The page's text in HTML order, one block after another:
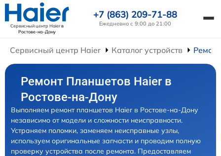
Сервисный центр Haierв
Ростове-на-Дону
+7 (863) 209-71-88
Ежедневно с 9:00 до 21:00
Сервисный центр Haier Каталог устройств
Ремонт Планшетов Haier в
Ростове-на-Дону
Выполняем ремонт планшетов Haier в Ростове-на-Дону
независимо от модели и сложности неисправности.
Устраняем поломки, заменяем неисправные узлы,
используем оригинальные запчасти и проводим полную
проверку устройства после ремонта. Предоставляем